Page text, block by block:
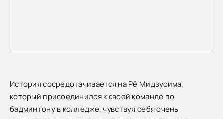
История сосредотачивается на Рё Мидзусима,
который присоединился к своей команде по
бадминтону в колледже, чувствуя себя очень